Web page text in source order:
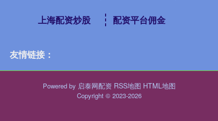
上海配资炒股 配资平台佣金
友情链接：
Powered by 启泰网配资 RSS地图 HTML地图
Copyright © 2023-2026